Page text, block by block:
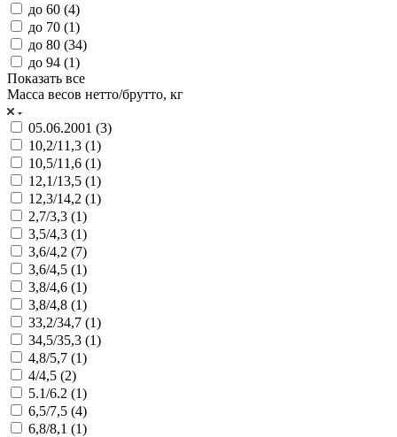
до 60 (4)
до 70 (1)
до 80 (34)
до 94 (1)
Показать все
Масса весов нетто/брутто, кг
05.06.2001 (3)
10,2/11,3 (1)
10,5/11,6 (1)
12,1/13,5 (1)
12,3/14,2 (1)
2,7/3,3 (1)
3,5/4,3 (1)
3,6/4,2 (7)
3,6/4,5 (1)
3,8/4,6 (1)
3,8/4,8 (1)
33,2/34,7 (1)
34,5/35,3 (1)
4,8/5,7 (1)
4/4,5 (2)
5.1/6.2 (1)
6,5/7,5 (4)
6,8/8,1 (1)